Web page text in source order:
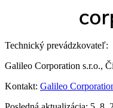
Technický prevádzkovateľ:
Galileo Corporation s.r.o.,
Kontakt: Galileo